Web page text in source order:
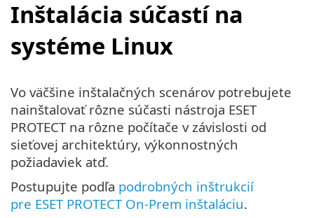
Inštalácia súčastí na
systéme Linux
Vo väčšine inštalačných scenárov potrebujete
nainštalovať rôzne súčasti nástroja ESET
PROTECT na rôzne počítače v závislosti od
sieťovej architektúry, výkonnostných
požiadaviek atď.
Postupujte podľa podrobných inštrukcií
pre ESET PROTECT On-Prem inštaláciu.